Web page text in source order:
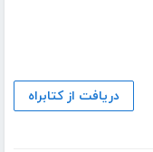
دریافت از کتابراه